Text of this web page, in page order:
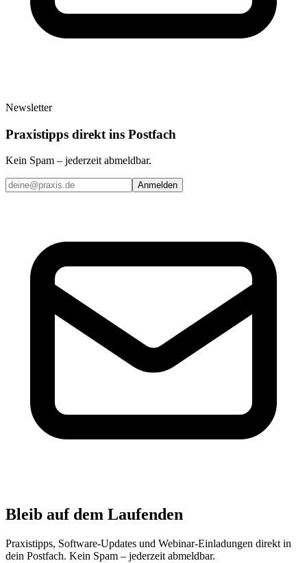
Newsletter
Praxistipps direkt ins Postfach
Kein Spam – jederzeit abmeldbar.
Anmelden
Bleib auf dem Laufenden
Praxistipps, Software-Updates und Webinar-Einladungen direkt in
dein Postfach. Kein Spam – jederzeit abmeldbar.